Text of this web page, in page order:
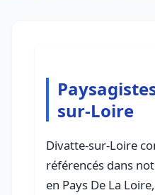
sur-Loire
Divatte-sur-Loire
référencés dans
en Pays De La